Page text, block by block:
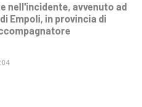
nell'incidente, avvenuto ad
Empoli, in provincia di